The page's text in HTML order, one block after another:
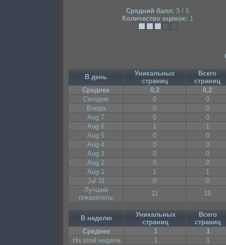
Средний балл: 3 / 5
Количество оценок: 1
В день
Уникальных
страниц
Всего
страниц
Среднее
0,2
0,2
Сегодня
0
0
Вчера
0
0
Aug 7
0
0
Aug 6
1
1
Aug 5
0
0
Aug 4
0
0
Aug 3
0
0
Aug 2
0
0
Aug 1
1
1
Jul 31
0
0
Лучший
показатель
11 19
В неделю
Уникальных
страниц
Всего
страниц
Среднее
1
1
На этой неделе
1
1